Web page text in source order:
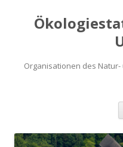
Organisationen des